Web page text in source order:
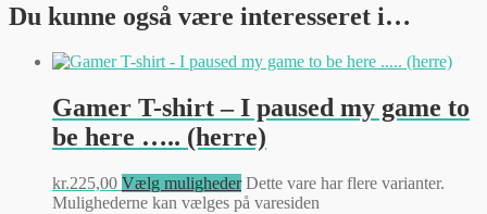
Du kunne også være interesseret i…
Gamer T-shirt – I paused my game to
be here ….. (herre)
kr.225,00 Vælg muligheder Dette vare har flere varianter.
Mulighederne kan vælges på varesiden